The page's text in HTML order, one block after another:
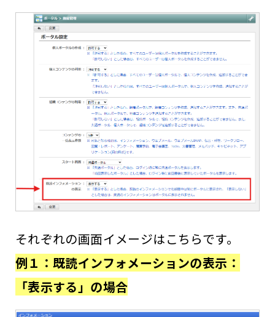
それぞれの画面イメージはこちらです。
例１：既読インフォメーションの表示：
「表示する」の場合